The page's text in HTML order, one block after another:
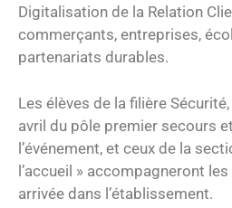
Digitalisation de la Relation
commerçants, entreprises,
partenariats durables.
Les élèves de la filière
avril du pôle premier secours
l’événement, et ceux de la
l’accueil » accompagneront
arrivée dans l’établissement.